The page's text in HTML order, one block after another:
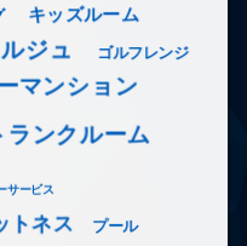
キッズルーム
ジュ ゴルフレンジ
マンション
ランクルーム
サービス
トネス プール